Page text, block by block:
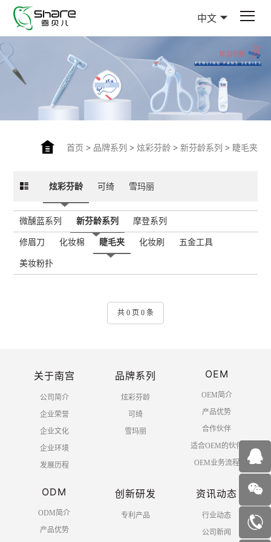
中文
首页 > 品牌系列 > 炫彩芬龄> 新芬龄系列 > 睫毛夹
炫彩芬龄 可绮 雪玛丽
微醺蓝系列 新芬龄系列 摩登系列
修眉刀 化妆棉 睫毛夹 化妆刷 五金工具
美妆粉扑
共 0 页 0 条
关于南宫
公司简介
企业荣誉
企业文化
企业环境
发展历程
品牌系列
炫彩芬龄
可绮
雪玛丽
OEM
OEM简介
产品优势
合作伙伴
适合OEM的伙伴
OEM业务流程
ODM
ODM简介
产品优势
创新研发
专利产品
资讯动态
行业动态
公司新闻